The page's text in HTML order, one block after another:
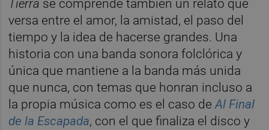
Tierra se comprende también un relato que
versa entre el amor, la amistad, el paso del
tiempo y la idea de hacerse grandes. Una
historia con una banda sonora folclórica y
única que mantiene a la banda más unida
que nunca, con temas que honran incluso a
la propia música como es el caso deAl Final
de la Escapada, con el que finaliza el disco y